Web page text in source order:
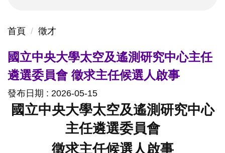
首頁 徵才
國立中央大學太空及遙測研究中心主任
遴選委員會 徵求主任候選人啟事
發布日期 : 2026-05-15
國立中央大學太空及遙測研究中心
主任遴選委員會
徵求主任候選人啟事